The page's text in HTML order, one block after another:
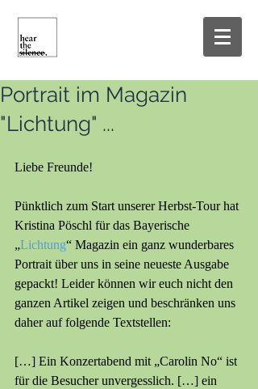
Portrait im Magazin
"Lichtung" ...
Liebe Freunde!
Pünktlich zum Start unserer Herbst-Tour hat
Kristina Pöschl für das Bayerische
„Lichtung“ Magazin ein ganz wunderbares
Portrait über uns in seine neueste Ausgabe
gepackt! Leider können wir euch nicht den
ganzen Artikel zeigen und beschränken uns
daher auf folgende Textstellen:
[…] Ein Konzertabend mit „Carolin No“ ist
für die Besucher unvergesslich. […] ein